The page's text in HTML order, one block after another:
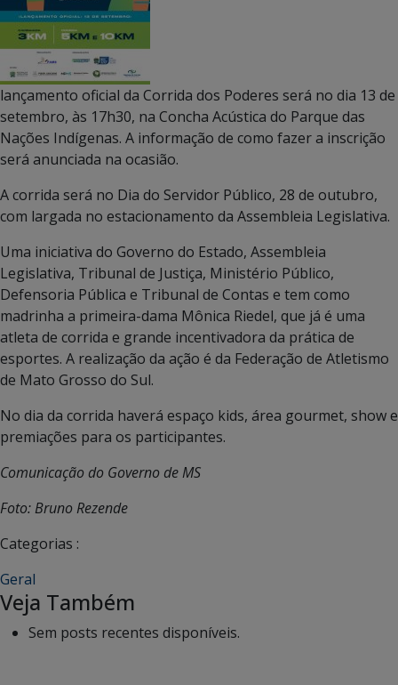
lançamento oficial da Corrida dos Poderes será no dia 13 de
setembro, às 17h30, na Concha Acústica do Parque das
Nações Indígenas. A informação de como fazer a inscrição
será anunciada na ocasião.
A corrida será no Dia do Servidor Público, 28 de outubro,
com largada no estacionamento da Assembleia Legislativa.
Uma iniciativa do Governo do Estado, Assembleia
Legislativa, Tribunal de Justiça, Ministério Público,
Defensoria Pública e Tribunal de Contas e tem como
madrinha a primeira-dama Mônica Riedel, que já é uma
atleta de corrida e grande incentivadora da prática de
esportes. A realização da ação é da Federação de Atletismo
de Mato Grosso do Sul.
No dia da corrida haverá espaço kids, área gourmet, show e
premiações para os participantes.
Comunicação do Governo de MS
Foto: Bruno Rezende
Categorias :
Geral
Veja Também
Sem posts recentes disponíveis.